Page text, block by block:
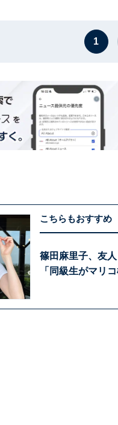
1
こちらもおすすめ
篠田麻里子、友
「同級生がマリ